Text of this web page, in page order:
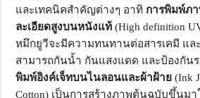
และเทคนิคสำคัญต่างๆ อาทิ การพิมพ์ภ
ละเอียดสูงบนหนังแท้ (High definition
หมึกยูวีจะมีความทนทานต่อสารเคมี แล
สามารถกันน้ำ กันแสงแดด และป้องกัน
พิมพ์อิงค์เจ็ทบนไนลอนและผ้าฝ้าย(Ink
Cotton) เป็นการสร้างภาพต้นฉบับขึ้นม